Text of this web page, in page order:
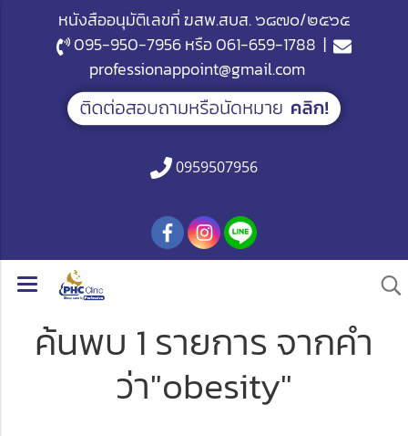
หนังสืออนุมัติเลขที่ ฆสพ.สบส. ๖๘๗๐/๒๕๖๕
095-950-7956หรือ061-659-1788 |
professionappoint@gmail.com
0959507956
ค้นพบ 1 รายการ จากคำ
ว่า"obesity"